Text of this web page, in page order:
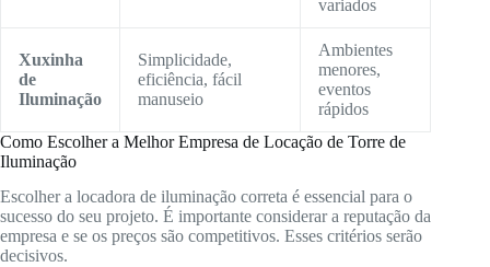
variados
Xuxinha
de
Iluminação
Simplicidade,
eficiência, fácil
manuseio
Ambientes
menores,
eventos
rápidos
Como Escolher a Melhor Empresa de Locação de Torre de
Iluminação
Escolher a locadora de iluminação correta é essencial para o
sucesso do seu projeto. É importante considerar a reputação da
empresa e se os preços são competitivos. Esses critérios serão
decisivos.